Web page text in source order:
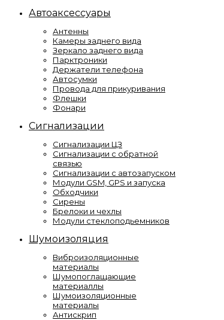
Автоаксессуары
Антенны
Камеры заднего вида
Зеркало заднего вида
Парктроники
Держатели телефона
Автосумки
Провода для прикуривания
Флешки
Фонари
Сигнализации
Сигнализации ЦЗ
Сигнализации с обратной
связью
Сигнализации с автозапуском
Модули GSM, GPS и запуска
Обходчики
Сирены
Брелоки и чехлы
Модули стеклоподьемников
Шумоизоляция
Виброизоляционные
материалы
Шумопоглащающие
материаллы
Шумоизоляционные
материалы
Антискрип